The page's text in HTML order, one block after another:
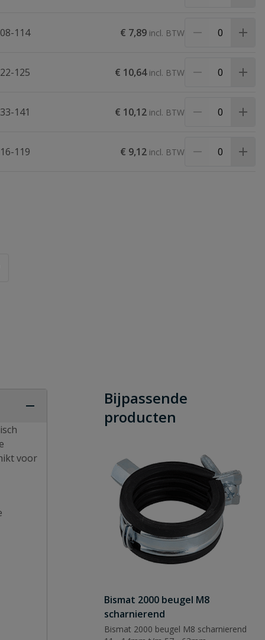
114 € 7,89
125 € 10,64
141 € 10,12
119 € 9,12
voor
Bijpassende
producten
Bismat 2000 beugel M8
scharnierend
Bismat 2000 beugel M8 scharnierend